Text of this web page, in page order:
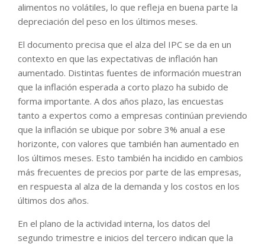
alimentos no volátiles, lo que refleja en buena parte la
depreciación del peso en los últimos meses.
El documento precisa que el alza del IPC se da en un
contexto en que las expectativas de inflación han
aumentado. Distintas fuentes de información muestran
que la inflación esperada a corto plazo ha subido de
forma importante. A dos años plazo, las encuestas
tanto a expertos como a empresas continúan previendo
que la inflación se ubique por sobre 3% anual a ese
horizonte, con valores que también han aumentado en
los últimos meses. Esto también ha incidido en cambios
más frecuentes de precios por parte de las empresas,
en respuesta al alza de la demanda y los costos en los
últimos dos años.
En el plano de la actividad interna, los datos del
segundo trimestre e inicios del tercero indican que la